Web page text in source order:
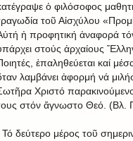
ὁ φιλόσοφος
τοῦ Αἰσχύλου
ἡ προφητική ἀναφορά
στούς ἀρχαίους
ἐπαληθεύεται καί
λαμβάνει ἀφορμή νά
Χριστό
στόν ἄγνωστο Θεό. (Βλ.
δεύτερο μέρος τοῦ